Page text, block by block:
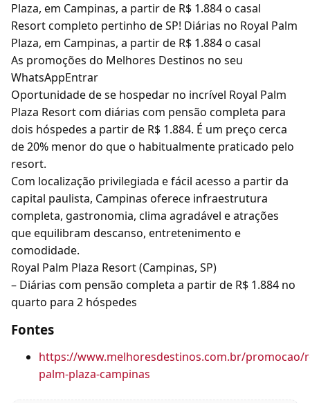
Plaza, em Campinas, a partir de R$ 1.884 o casal
Resort completo pertinho de SP! Diárias no Royal Palm
Plaza, em Campinas, a partir de R$ 1.884 o casal
As promoções do Melhores Destinos no seu
WhatsAppEntrar
Oportunidade de se hospedar no incrível Royal Palm
Plaza Resort com diárias com pensão completa para
dois hóspedes a partir de R$ 1.884. É um preço cerca
de 20% menor do que o habitualmente praticado pelo
resort.
Com localização privilegiada e fácil acesso a partir da
capital paulista, Campinas oferece infraestrutura
completa, gastronomia, clima agradável e atrações
que equilibram descanso, entretenimento e
comodidade.
Royal Palm Plaza Resort (Campinas, SP)
– Diárias com pensão completa a partir de R$ 1.884 no
quarto para 2 hóspedes
Fontes
https://www.melhoresdestinos.com.br/promocao/
palm-plaza-campinas